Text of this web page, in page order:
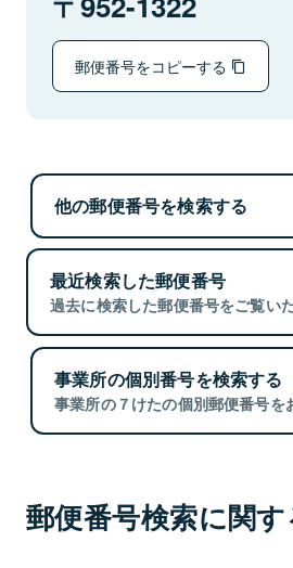
郵便番号をコピーする
他の郵便番号を検索する
最近検索した郵便番号
過去に検索した郵便番号をご覧い
事業所の個別番号を検索する
事業所の７けたの個別郵便番号を
郵便番号検索に関